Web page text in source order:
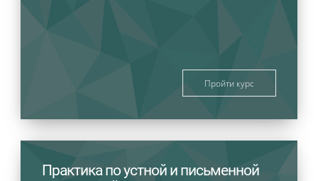
Пройти курс
Практика по устной и письменной